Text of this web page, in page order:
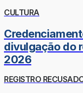
CULTURA
divulgação do
2026
REGISTRO